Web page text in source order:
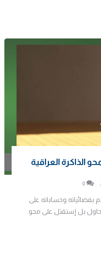
الذاكرة العراقية
0
وحساباته على
حاول بل إستقتل على محو